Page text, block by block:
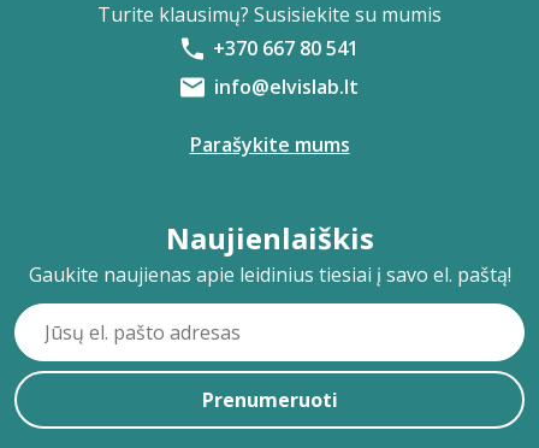
Turite klausimų? Susisiekite su mumis
+370 667 80 541
info@elvislab.lt
Parašykite mums
Naujienlaiškis
Gaukite naujienas apie leidinius tiesiai į savo el. paštą!
Prenumeruoti